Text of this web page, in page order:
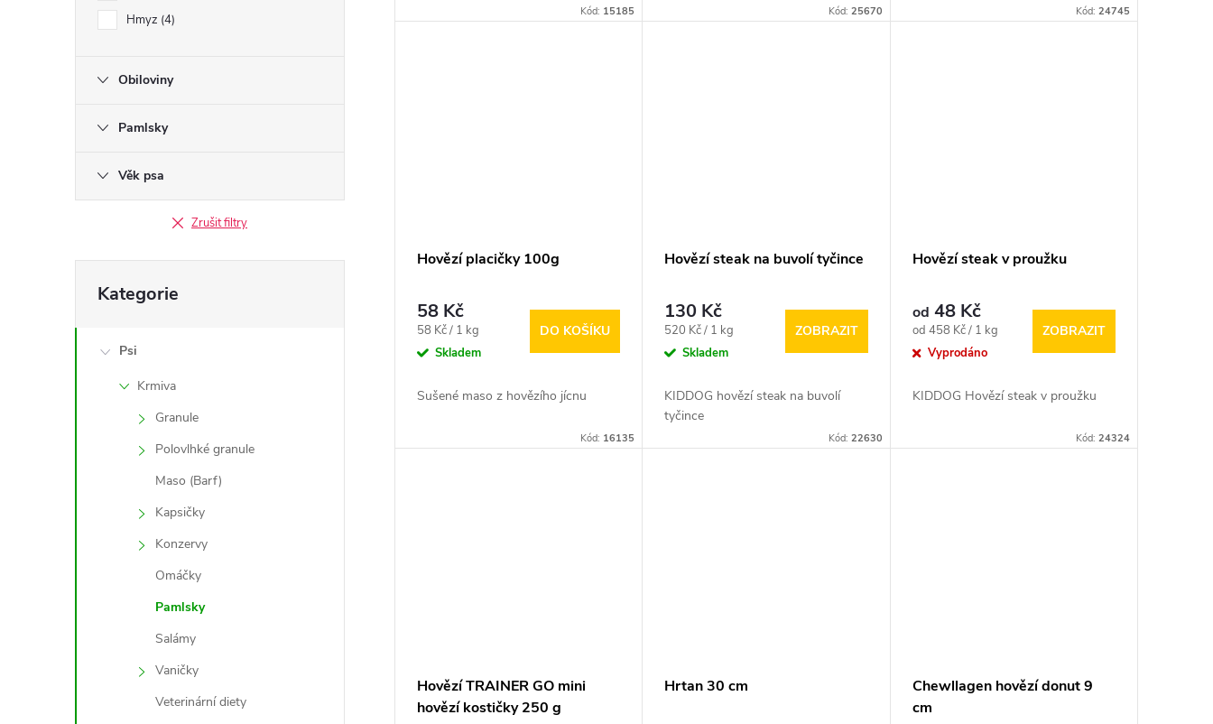
Hmyz 4
Obiloviny
Pamlsky
Věk psa
Zrušit filtry
kategorie
Kategorie
Psi
Krmiva
Granule
Polovlhké granule
Maso (Barf)
Kapsičky
Konzervy
Omáčky
Pamlsky
Salámy
Vaničky
Veterinární diety
Kód: 15185 Kód: 25670 Kód: 24745
Hovězí placičky 100g
58 Kč
Měrná
cena:
58 Kč / 1 kg
Skladem
DO KOŠÍKU
Sušené maso z hovězího jícnu
Kód: 16135
Hovězí steak na buvolí tyčince
130 Kč
Měrná
cena:
520 Kč / 1 kg
Skladem
ZOBRAZIT
KIDDOG hovězí steak na buvolí
tyčince
Kód: 22630
Hovězí steak v proužku
od 48 Kč
Měrná
cena:
od 458 Kč / 1 kg
Vyprodáno
ZOBRAZIT
KIDDOG Hovězí steak v proužku
Kód: 24324
Hovězí TRAINER GO mini
hovězí kostičky 250 g
Hrtan 30 cm
Chewllagen hovězí donut 9
cm